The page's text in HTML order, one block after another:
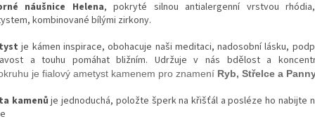
náušnice Helena, pokryté silnou antialergenní vrstvou
kombinované bílými zirkony.
je kámen inspirace, obohacuje naši meditaci, nadosobní lásku,
a touhu pomáhat bližním. Udržuje v nás bdělost a
je fialový ametyst kamenem pro znamení Ryb, Střelce a
kamenůje jednoduchá, položte šperk na křišťál a posléze ho nabijte